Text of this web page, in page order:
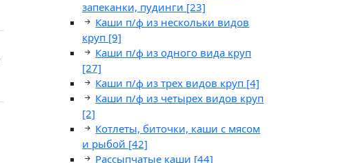
запеканки, пудинги [23]
Каши п/ф из нескольки видов
круп [9]
Каши п/ф из одного вида круп
[27]
Каши п/ф из трех видов круп [4]
Каши п/ф из четырех видов круп
[2]
Котлеты, биточки, каши с мясом
и рыбой [42]
Рассыпчатые каши [44]